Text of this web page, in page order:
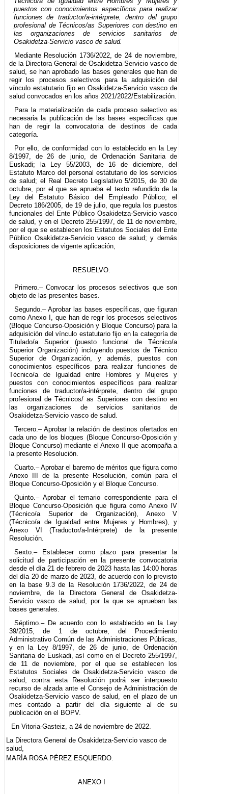
puestos con conocimientos específicos para realizar
funciones de traductor/a-intérprete, dentro del grupo
profesional de Técnicos/as Superiores con destino en
las organizaciones de servicios sanitarios de
Osakidetza-Servicio vasco de salud.
Mediante Resolución 1736/2022, de 24 de noviembre,
de la Directora General de Osakidetza-Servicio vasco de
salud, se han aprobado las bases generales que han de
regir los procesos selectivos para la adquisición del
vínculo estatutario fijo en Osakidetza-Servicio vasco de
salud convocados en los años 2021/2022/Estabilización.
Para la materialización de cada proceso selectivo es
necesaria la publicación de las bases específicas que
han de regir la convocatoria de destinos de cada
categoría.
Por ello, de conformidad con lo establecido en la Ley
8/1997, de 26 de junio, de Ordenación Sanitaria de
Euskadi; la Ley 55/2003, de 16 de diciembre, del
Estatuto Marco del personal estatutario de los servicios
de salud; el Real Decreto Legislativo 5/2015, de 30 de
octubre, por el que se aprueba el texto refundido de la
Ley del Estatuto Básico del Empleado Público; el
Decreto 186/2005, de 19 de julio, que regula los puestos
funcionales del Ente Público Osakidetza-Servicio vasco
de salud, y en el Decreto 255/1997, de 11 de noviembre,
por el que se establecen los Estatutos Sociales del Ente
Público Osakidetza-Servicio vasco de salud; y demás
disposiciones de vigente aplicación,
RESUELVO:
Primero.– Convocar los procesos selectivos que son
objeto de las presentes bases.
Segundo.– Aprobar las bases específicas, que figuran
como Anexo I, que han de regir los procesos selectivos
(Bloque Concurso-Oposición y Bloque Concurso) para la
adquisición del vínculo estatutario fijo en la categoría de
Titulado/a Superior (puesto funcional de Técnico/a
Superior Organización) incluyendo puestos de Técnico
Superior de Organización, y además, puestos con
conocimientos específicos para realizar funciones de
Técnico/a de Igualdad entre Hombres y Mujeres y
puestos con conocimientos específicos para realizar
funciones de traductor/a-intérprete, dentro del grupo
profesional de Técnicos/ as Superiores con destino en
las organizaciones de servicios sanitarios de
Osakidetza-Servicio vasco de salud.
Tercero.– Aprobar la relación de destinos ofertados en
cada uno de los bloques (Bloque Concurso-Oposición y
Bloque Concurso) mediante el Anexo II que acompaña a
la presente Resolución.
Cuarto.– Aprobar el baremo de méritos que figura como
Anexo III de la presente Resolución, común para el
Bloque Concurso-Oposición y el Bloque Concurso.
Quinto.– Aprobar el temario correspondiente para el
Bloque Concurso-Oposición que figura como Anexo IV
(Técnico/a Superior de Organización), Anexo V
(Técnico/a de Igualdad entre Mujeres y Hombres), y
Anexo VI (Traductor/a-Intérprete) de la presente
Resolución.
Sexto.– Establecer como plazo para presentar la
solicitud de participación en la presente convocatoria
desde el día 21 de febrero de 2023 hasta las 14:00 horas
del día 20 de marzo de 2023, de acuerdo con lo previsto
en la base 9.3 de la Resolución 1736/2022, de 24 de
noviembre, de la Directora General de Osakidetza-
Servicio vasco de salud, por la que se aprueban las
bases generales.
Séptimo.– De acuerdo con lo establecido en la Ley
39/2015, de 1 de octubre, del Procedimiento
Administrativo Común de las Administraciones Públicas,
y en la Ley 8/1997, de 26 de junio, de Ordenación
Sanitaria de Euskadi, así como en el Decreto 255/1997,
de 11 de noviembre, por el que se establecen los
Estatutos Sociales de Osakidetza-Servicio vasco de
salud, contra esta Resolución podrá ser interpuesto
recurso de alzada ante el Consejo de Administración de
Osakidetza-Servicio vasco de salud, en el plazo de un
mes contado a partir del día siguiente al de su
publicación en el BOPV.
En Vitoria-Gasteiz, a 24 de noviembre de 2022.
La Directora General de Osakidetza-Servicio vasco de
salud,
MARÍA ROSA PÉREZ ESQUERDO.
ANEXO I